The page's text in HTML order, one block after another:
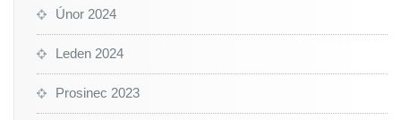
Únor 2024
Leden 2024
Prosinec 2023